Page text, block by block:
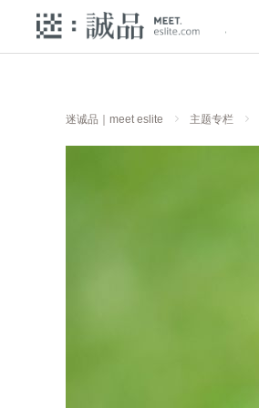
迷诚品｜meet eslite 主题专栏